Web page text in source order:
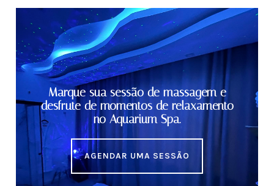
Marque sua sessão de massagem e
desfrute de momentos de relaxamento
no Aquarium Spa.
AGENDAR UMA SESSÃO